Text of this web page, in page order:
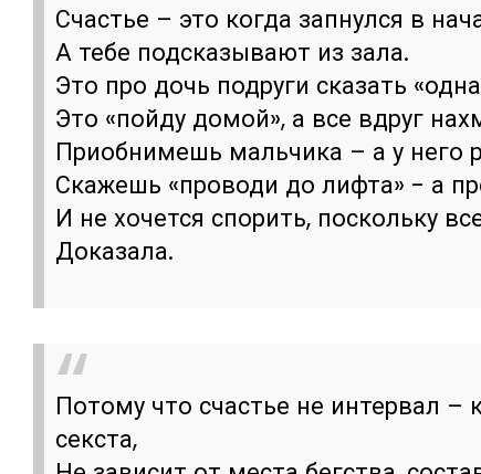
Счастье – это когда запнулся в
А тебе подсказывают из зала.
Это про дочь подруги сказать
Это «пойду домой», а все вдруг
Приобнимешь мальчика – а у него
Скажешь «проводи до лифта» - а
И не хочется спорить, поскольку
Доказала.
Потому что счастье не интервал –
секста,